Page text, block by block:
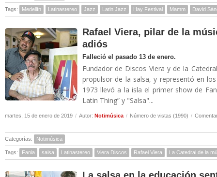
Tags: Medellín Latinastereo Jazz Latin Jazz Hay Festival Mamm David
Rafael Viera, pilar de la
adiós
Falleció el pasado 13 de enero.
Fundador de Discos Viera y de la
propulsor de la salsa, y representó en
1973 llevó a la isla el primer show de
Latin Thing” y "Salsa"...
martes, 15 de enero de 2019 / Autor: Notimúsica / Número de vistas (1990) /
Categorías: Notimúsica
Tags: Fania salsa Latinastereo Viera Discos Rafael Viera La Catedral de la